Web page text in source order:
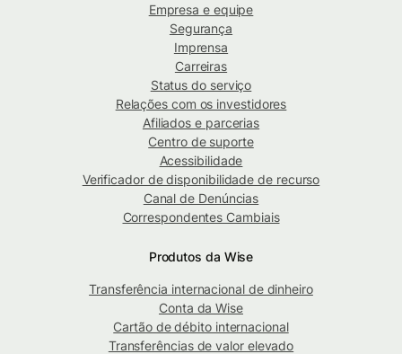
Empresa e equipe
Segurança
Imprensa
Carreiras
Status do serviço
Relações com os investidores
Afiliados e parcerias
Centro de suporte
Acessibilidade
Verificador de disponibilidade de recurso
Canal de Denúncias
Correspondentes Cambiais
Produtos da Wise
Transferência internacional de dinheiro
Conta da Wise
Cartão de débito internacional
Transferências de valor elevado